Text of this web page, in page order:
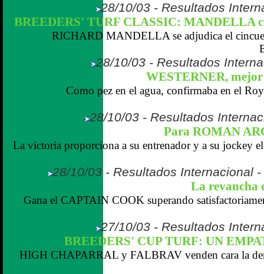
28/10/03 - Resultados
BREEDERS' TURF CLASSIC: MANDELLA
RICHARD MANDELLA se adjudica el
28/10/03 - Resultados
WESTERNER,
Como pez en el agua, confirmaba en el
28/10/03 - Resultados
Para ROMAN
La victoria proporciona a su entrenador y a su jockey
28/10/03 - Resultados Internacional
La revancha
Gana el CAPTAIN COOK superando
27/10/03 - Resultados
BREEDERS' CUP TURF: UN
HIGH CHAPARRAL y FALBRAV venden cara la